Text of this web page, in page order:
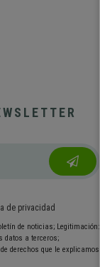
de privacidad
de noticias; Legitimación:
datos a terceros;
derechos que le explicamos